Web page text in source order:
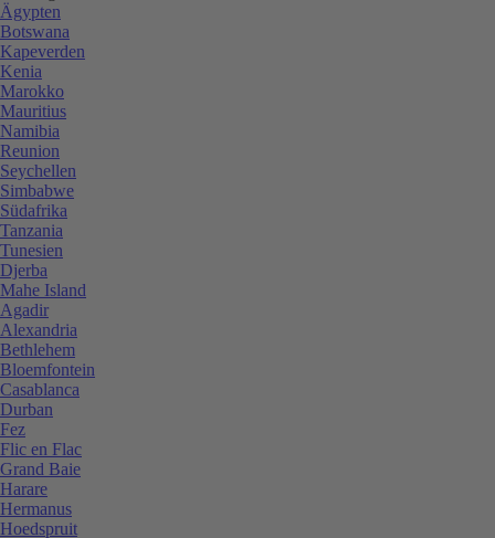
Ägypten
Botswana
Kapeverden
Kenia
Marokko
Mauritius
Namibia
Reunion
Seychellen
Simbabwe
Südafrika
Tanzania
Tunesien
Djerba
Mahe Island
Agadir
Alexandria
Bethlehem
Bloemfontein
Casablanca
Durban
Fez
Flic en Flac
Grand Baie
Harare
Hermanus
Hoedspruit